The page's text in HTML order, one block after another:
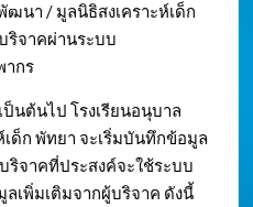
ฒนา / มูลนิธิสงเคราะห์เด็ก
ริจาคผ่านระบบ
ากร
นต้นไป โรงเรียนอนุบาล
ด็ก พัทยา จะเริ่มบันทึกข้อมูล
ริจาคที่ประสงค์จะใช้ระบบ
ลเพิ่มเติมจากผู้บริจาค ดังนี้